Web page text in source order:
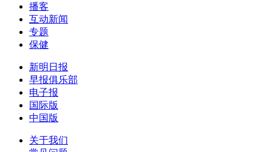
播客
互动新闻
专题
保健
新明日报
早报俱乐部
电子报
国际版
中国版
关于我们